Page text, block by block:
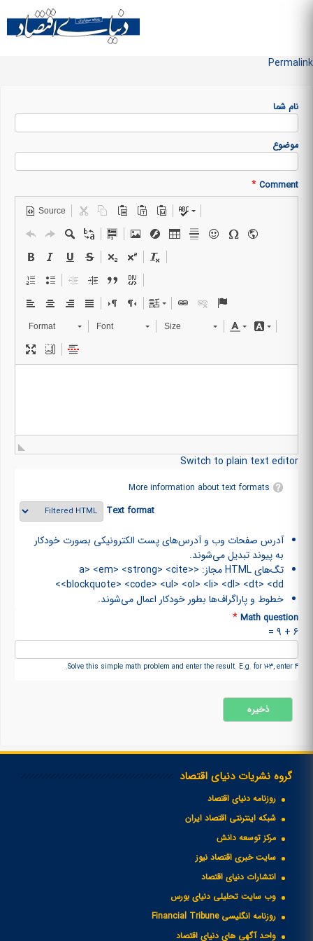
main
content
Permalink
نام شما
موضوع
Comment
*
Source
Format Font Size
Switch to plain text editor
More information about text formats
Text format
آدرس صفحات وب و آدرس‌های پست الکترونیکی بصورت خودکار
به پیوند تبدیل می‌شوند.
تگ‌های HTML مجاز: <a> <em> <strong> <cite>
<blockquote> <code> <ul> <ol> <li> <dl> <dt> <dd>
خطوط و پاراگراف‌ها بطور خودکار اعمال می‌شوند.
Math question
*
6 + 9 =
Solve this simple math problem and enter the result. E.g. for 1+3, enter 4.
گروه نشریات دنیای اقتصاد
روزنامه دنیای اقتصاد
شبکه اینترنتی اقتصاد ایران
مرکز توسعه دانش
سایت خبری اقتصاد نیوز
انتشارات دنیای اقتصاد
وب سایت تحلیلی دنیای بورس
روزنامه انگلیسی Financial Tribune
واحد آگهی های دنیای اقتصاد